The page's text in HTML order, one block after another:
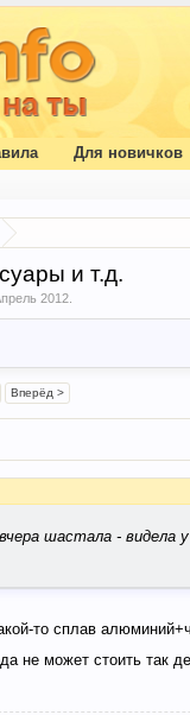
и т.д.
2012
Вперёд >
шастала - видела
то сплав
не может стоить так
Для новичков